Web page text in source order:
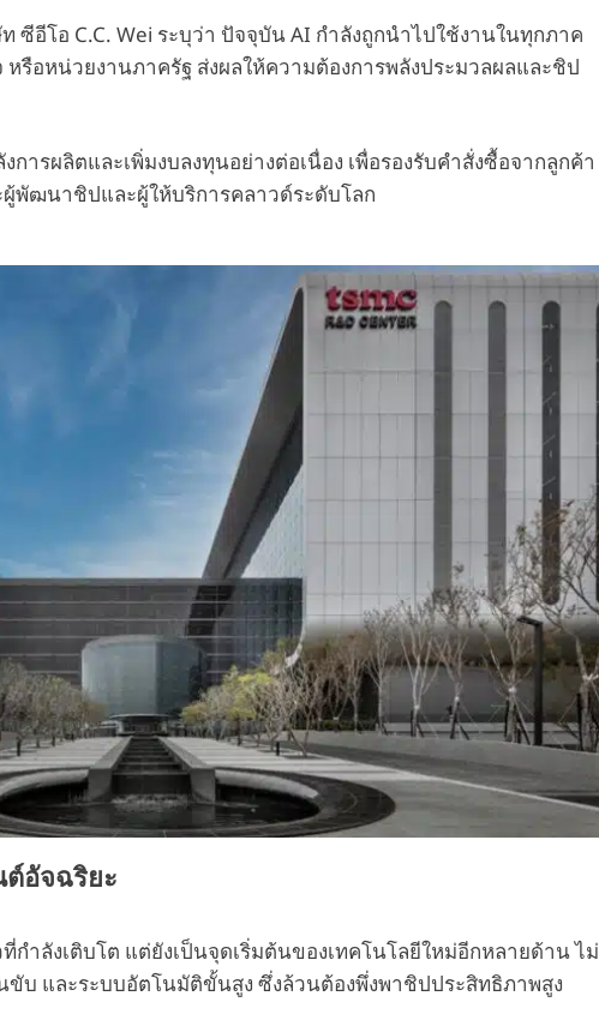
ซีอีโอ C.C. Wei ระบุว่า ปัจจุบัน AI กำลังถูกนำไปใช้งานในทุกภาค
หรือหน่วยงานภาครัฐ ส่งผลให้ความต้องการพลังประมวลผลและชิป
การผลิตและเพิ่มงบลงทุนอย่างต่อเนื่อง เพื่อรองรับคำสั่งซื้อจากลูกค้า
พัฒนาชิปและผู้ให้บริการคลาวด์ระดับโลก
อัจฉริยะ
ที่กำลังเติบโต แต่ยังเป็นจุดเริ่มต้นของเทคโนโลยีใหม่อีกหลายด้าน ไม่
บ และระบบอัตโนมัติขั้นสูง ซึ่งล้วนต้องพึ่งพาชิปประสิทธิภาพสูง